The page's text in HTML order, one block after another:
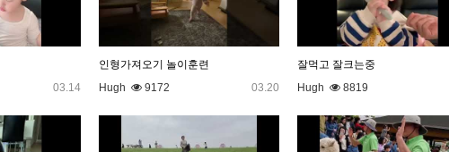
03.14
인형가져오기 놀이훈련
Hugh
9172 03.20
잘먹고 잘크는중
Hugh
8819